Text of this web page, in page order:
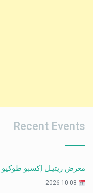
Recent Events
معرض ريتيـل إكسبو طوكيو 2026 – Retail Expo Tokyo